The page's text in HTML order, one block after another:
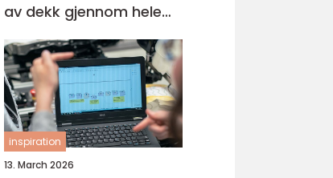
av dekk gjennom hele
året
inspiration
13. March 2026